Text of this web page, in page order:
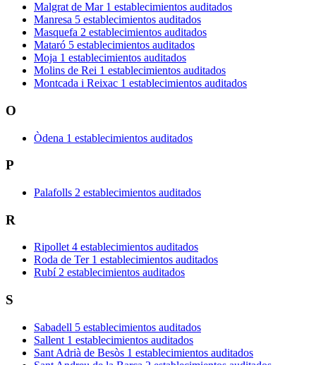
Malgrat de Mar 1 establecimientos auditados
Manresa 5 establecimientos auditados
Masquefa 2 establecimientos auditados
Mataró 5 establecimientos auditados
Moja 1 establecimientos auditados
Molins de Rei 1 establecimientos auditados
Montcada i Reixac 1 establecimientos auditados
O
Òdena 1 establecimientos auditados
P
Palafolls 2 establecimientos auditados
R
Ripollet 4 establecimientos auditados
Roda de Ter 1 establecimientos auditados
Rubí 2 establecimientos auditados
S
Sabadell 5 establecimientos auditados
Sallent 1 establecimientos auditados
Sant Adrià de Besòs 1 establecimientos auditados